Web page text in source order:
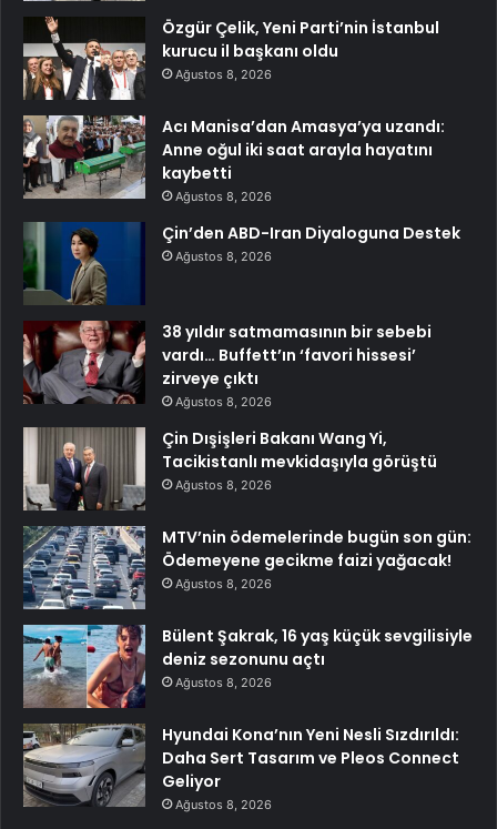
Özgür Çelik, Yeni Parti’nin İstanbul
kurucu il başkanı oldu
Ağustos 8, 2026
Acı Manisa’dan Amasya’ya uzandı:
Anne oğul iki saat arayla hayatını
kaybetti
Ağustos 8, 2026
Çin’den ABD-Iran Diyaloguna Destek
Ağustos 8, 2026
38 yıldır satmamasının bir sebebi
vardı… Buffett’ın ‘favori hissesi’
zirveye çıktı
Ağustos 8, 2026
Çin Dışişleri Bakanı Wang Yi,
Tacikistanlı mevkidaşıyla görüştü
Ağustos 8, 2026
MTV’nin ödemelerinde bugün son gün:
Ödemeyene gecikme faizi yağacak!
Ağustos 8, 2026
Bülent Şakrak, 16 yaş küçük sevgilisiyle
deniz sezonunu açtı
Ağustos 8, 2026
Hyundai Kona’nın Yeni Nesli Sızdırıldı:
Daha Sert Tasarım ve Pleos Connect
Geliyor
Ağustos 8, 2026